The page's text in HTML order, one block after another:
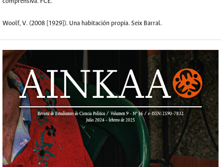
Woolf, V. (2008 [1929]). Una habitación propia. Seix Barral.